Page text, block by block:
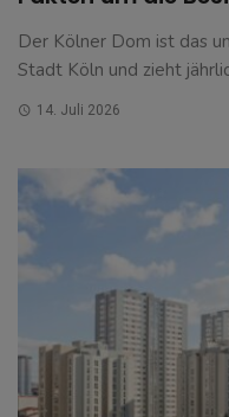
Der Kölner Dom ist das
Stadt Köln und zieht
14. Juli 2026